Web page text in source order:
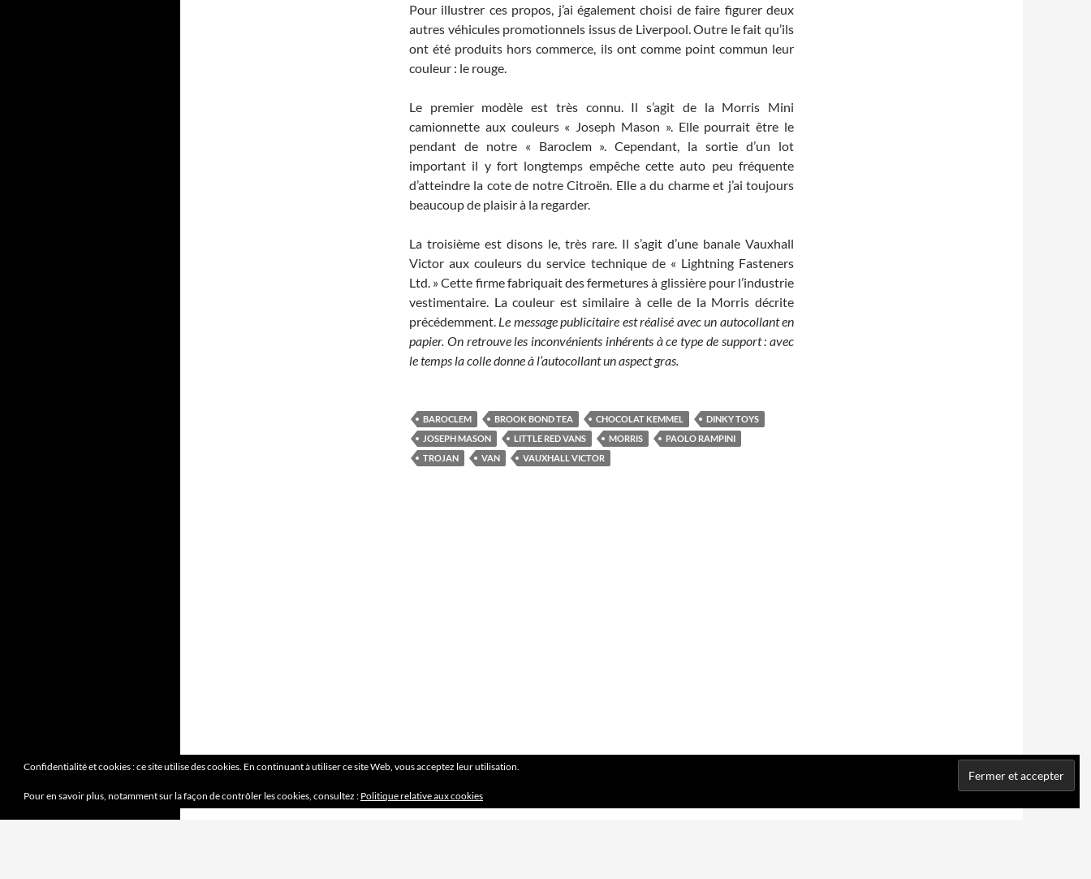
Pour illustrer ces propos, j’ai également choisi de faire figurer deux
autres véhicules promotionnels issus de Liverpool. Outre le fait qu’ils
ont été produits hors commerce, ils ont comme point commun leur
couleur : le rouge.
Le premier modèle est très connu. Il s’agit de la Morris Mini
camionnette aux couleurs « Joseph Mason ». Elle pourrait être le
pendant de notre « Baroclem ». Cependant, la sortie d’un lot
important il y fort longtemps empêche cette auto peu fréquente
d’atteindre la cote de notre Citroën. Elle a du charme et j’ai toujours
beaucoup de plaisir à la regarder.
La troisième est disons le, très rare. Il s’agit d’une banale Vauxhall
Victor aux couleurs du service technique de « Lightning Fasteners
Ltd. » Cette firme fabriquait des fermetures à glissière pour l’industrie
vestimentaire. La couleur est similaire à celle de la Morris décrite
précédemment. Le message publicitaire est réalisé avec un autocollant en
papier. On retrouve les inconvénients inhérents à ce type de support : avec
le temps la colle donne à l’autocollant un aspect gras.
BAROCLEM BROOK BOND TEA CHOCOLAT KEMMEL
DINKY TOYS
JOSEPH MASON
LITTLE RED VANS MORRIS
PAOLO RAMPINI
TROJAN
VAN VAUXHALL VICTOR
Confidentialité et cookies : ce site utilise des cookies. En continuant à utiliser ce site Web, vous acceptez leur utilisation.
Pour en savoir plus, notamment sur la façon de contrôler les cookies, consultez : Politique relative aux cookies